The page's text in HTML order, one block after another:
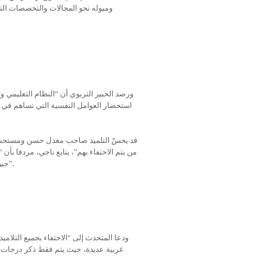
وميوله نحو المجالات والتخصصات
ورصد الخبير التربوي أن “النظام
استحضار العوامل النفسية التي تساهم في
من يتم الاحتفاء بهم”، يتابع ناجي،
حين إن مرحلة الاستدراك تنتظره، وأبعد عينه عن الراسب لأنه لم يستطع النجاح”.
ودعا المتحدث إلى “الاحتفاء بجميع
غربية عديدة، حيث يتم فقط ذكر درجات